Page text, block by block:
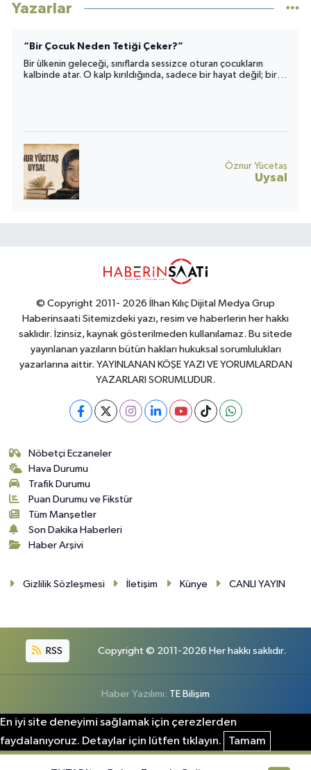
Yazarlar
“Bir Çocuk Neden Tetiği Çeker?”
Bir ülkenin geleceği, sınıflarda sessizce oturan çocukların
kalbinde atar. O kalp kırıldığında, sadece bir hayat değil; bir
Öznur Yücetaş
Uysal
© Copyright 2011- 2026 İlhan Kılıç Dijital Medya Grup
Haberinsaati Sitemizdeki yazı, resim ve haberlerin her hakkı
saklıdır. İzinsiz, kaynak gösterilmeden kullanılamaz. Bu sitede
yayınlanan yazıların bütün hakları hukuksal sorumlulukları
yazarlarına aittir. YAYINLANAN KÖŞE YAZI VE YORUMLARDAN
YAZARLARI SORUMLUDUR.
Nöbetçi Eczaneler
Hava Durumu
Trafik Durumu
Puan Durumu ve Fikstür
Tüm Manşetler
Son Dakika Haberleri
Haber Arşivi
Gizlilik Sözleşmesi İletişim Künye CANLI YAYIN
RSS Copyright © 2011-2026 Her hakkı saklıdır.
Haber Yazılımı: TE Bilişim
En iyi site deneyimi sağlamak için çerezlerden
faydalanıyoruz. Detaylar için lütfen tıklayın.
Tamam